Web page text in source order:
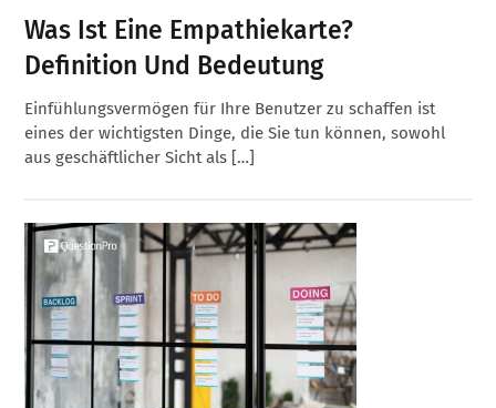
Was Ist Eine Empathiekarte?
Definition Und Bedeutung
Einfühlungsvermögen für Ihre Benutzer zu schaffen ist
eines der wichtigsten Dinge, die Sie tun können, sowohl
aus geschäftlicher Sicht als […]